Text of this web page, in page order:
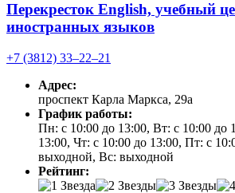
Перекресток English, учебный
иностранных языков
+7 (3812) 33‒22‒21
Адрес:
проспект Карла Маркса, 29а
График работы:
Пн: с 10:00 до 13:00, Вт: с 10:00 до
13:00, Чт: с 10:00 до 13:00, Пт: с
выходной, Вс: выходной
Рейтинг: